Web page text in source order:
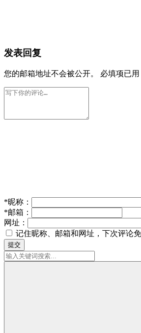
发表回复
您的邮箱地址不会被公开。 必填项已用
*昵称：
*邮箱：
网址：
记住昵称、邮箱和网址，下次评论
提交